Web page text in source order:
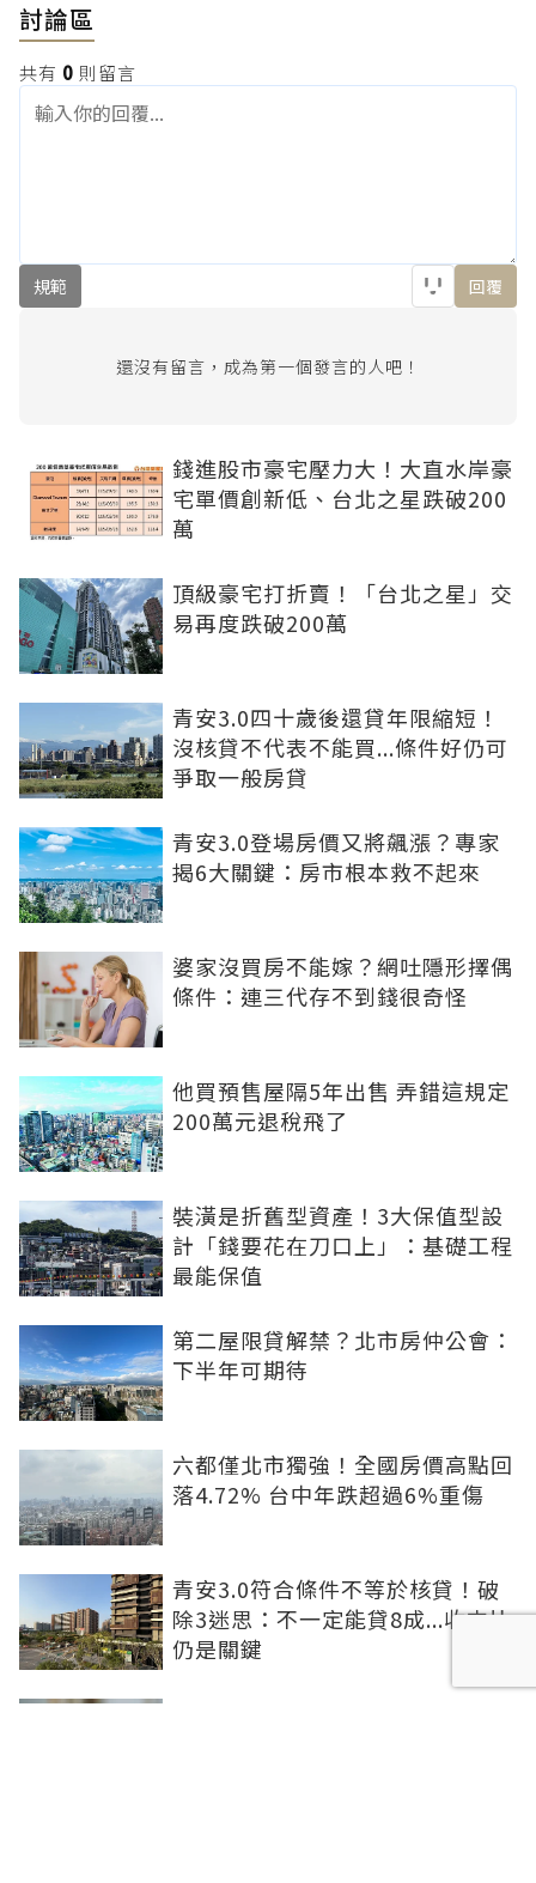
討論區
共有 0 則留言
規範 回覆
還沒有留言，成為第一個發言的人吧！
錢進股市豪宅壓力大！大直水岸豪
宅單價創新低、台北之星跌破200
萬
頂級豪宅打折賣！「台北之星」交
易再度跌破200萬
青安3.0四十歲後還貸年限縮短！
沒核貸不代表不能買...條件好仍可
爭取一般房貸
青安3.0登場房價又將飆漲？專家
揭6大關鍵：房市根本救不起來
婆家沒買房不能嫁？網吐隱形擇偶
條件：連三代存不到錢很奇怪
他買預售屋隔5年出售 弄錯這規定
200萬元退稅飛了
裝潢是折舊型資產！3大保值型設
計「錢要花在刀口上」：基礎工程
最能保值
第二屋限貸解禁？北市房仲公會：
下半年可期待
六都僅北市獨強！全國房價高點回
落4.72% 台中年跌超過6%重傷
青安3.0符合條件不等於核貸！破
除3迷思：不一定能貸8成...收支比
仍是關鍵